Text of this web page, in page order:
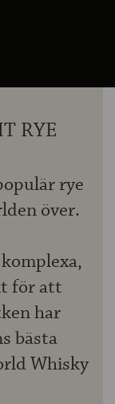
RYE
rye
över.
för att
har
bästa
Whisky